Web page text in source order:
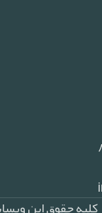
کلیه حقوق این